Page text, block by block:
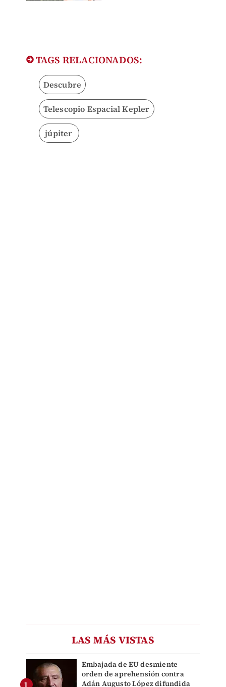
TAGS RELACIONADOS:
Descubre
Telescopio Espacial Kepler
júpiter
LAS MÁS VISTAS
Embajada de EU desmiente
orden de aprehensión contra
Adán Augusto López difundida